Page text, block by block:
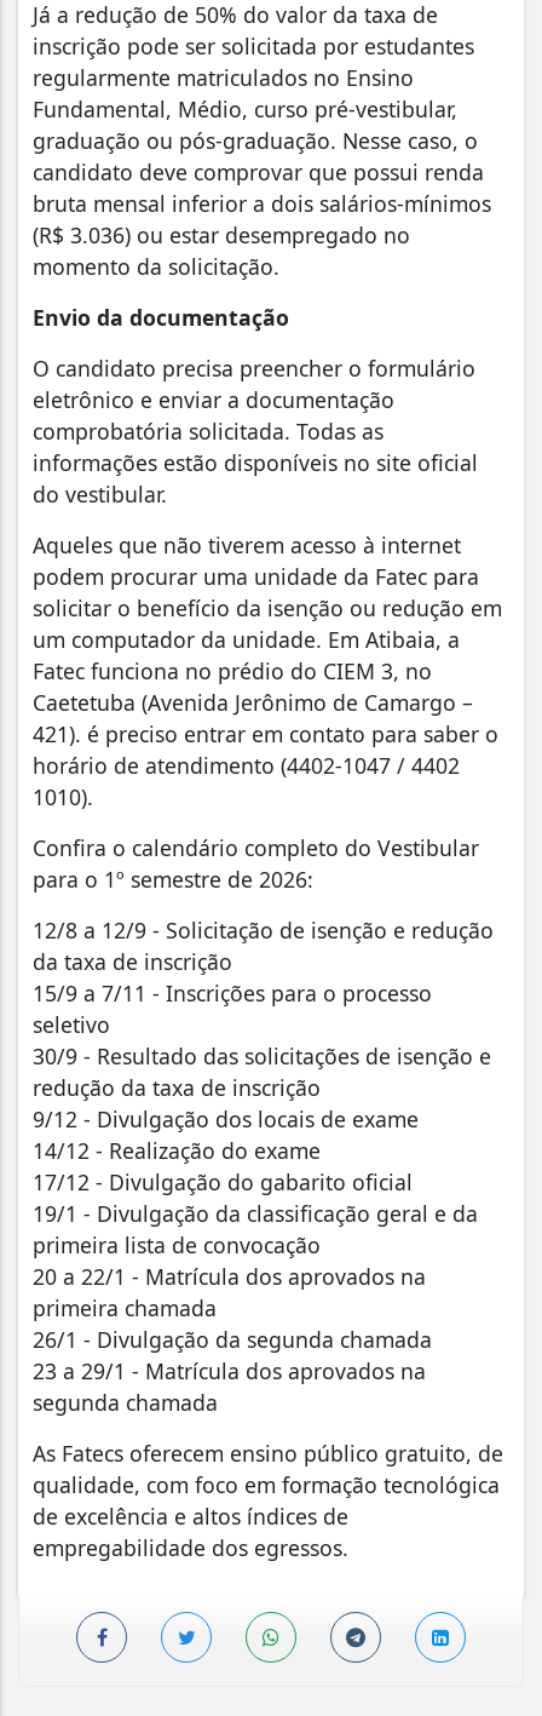
Já a redução de 50% do valor da taxa de
inscrição pode ser solicitada por estudantes
regularmente matriculados no Ensino
Fundamental, Médio, curso pré-vestibular,
graduação ou pós-graduação. Nesse caso, o
candidato deve comprovar que possui renda
bruta mensal inferior a dois salários-mínimos
(R$ 3.036) ou estar desempregado no
momento da solicitação.
Envio da documentação
O candidato precisa preencher o formulário
eletrônico e enviar a documentação
comprobatória solicitada. Todas as
informações estão disponíveis no site oficial
do vestibular.
Aqueles que não tiverem acesso à internet
podem procurar uma unidade da Fatec para
solicitar o benefício da isenção ou redução em
um computador da unidade. Em Atibaia, a
Fatec funciona no prédio do CIEM 3, no
Caetetuba (Avenida Jerônimo de Camargo –
421). é preciso entrar em contato para saber o
horário de atendimento (4402-1047 / 4402
1010).
Confira o calendário completo do Vestibular
para o 1º semestre de 2026:
12/8 a 12/9 - Solicitação de isenção e redução
da taxa de inscrição
15/9 a 7/11 - Inscrições para o processo
seletivo
30/9 - Resultado das solicitações de isenção e
redução da taxa de inscrição
9/12 - Divulgação dos locais de exame
14/12 - Realização do exame
17/12 - Divulgação do gabarito oficial
19/1 - Divulgação da classificação geral e da
primeira lista de convocação
20 a 22/1 - Matrícula dos aprovados na
primeira chamada
26/1 - Divulgação da segunda chamada
23 a 29/1 - Matrícula dos aprovados na
segunda chamada
As Fatecs oferecem ensino público gratuito, de
qualidade, com foco em formação tecnológica
de excelência e altos índices de
empregabilidade dos egressos.